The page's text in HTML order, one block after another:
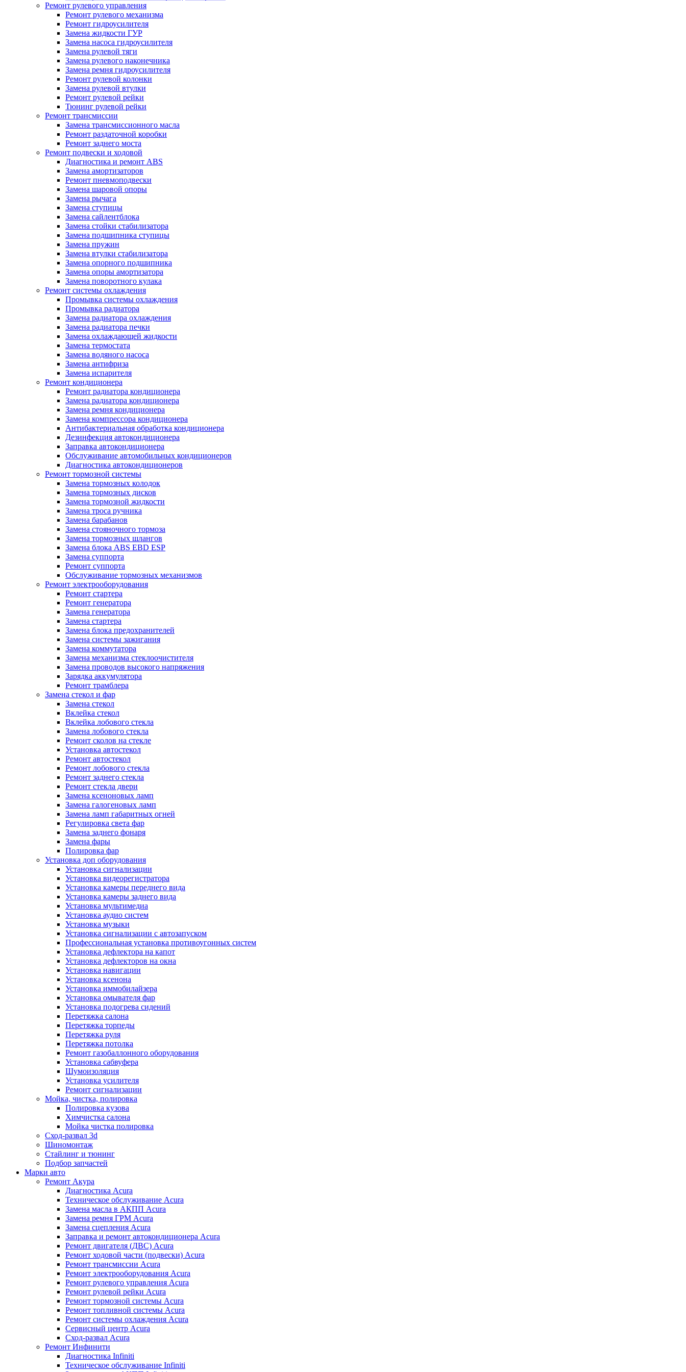
Ремонт рулевого управления
Ремонт рулевого механизма
Ремонт гидроусилителя
Замена жидкости ГУР
Замена насоса гидроусилителя
Замена рулевой тяги
Замена рулевого наконечника
Замена ремня гидроусилителя
Ремонт рулевой колонки
Замена рулевой втулки
Ремонт рулевой рейки
Тюнинг рулевой рейки
Ремонт трансмиссии
Замена трансмиссионного масла
Ремонт раздаточной коробки
Ремонт заднего моста
Ремонт подвески и ходовой
Диагностика и ремонт ABS
Замена амортизаторов
Ремонт пневмоподвески
Замена шаровой опоры
Замена рычага
Замена ступицы
Замена сайлентблока
Замена стойки стабилизатора
Замена подшипника ступицы
Замена пружин
Замена втулки стабилизатора
Замена опорного подшипника
Замена опоры амортизатора
Замена поворотного кулака
Ремонт системы охлаждения
Промывка системы охлаждения
Промывка радиатора
Замена радиатора охлаждения
Замена радиатора печки
Замена охлаждающей жидкости
Замена термостата
Замена водяного насоса
Замена антифриза
Замена испарителя
Ремонт кондиционера
Ремонт радиатора кондиционера
Замена радиатора кондиционера
Замена ремня кондиционера
Замена компрессора кондиционера
Антибактериальная обработка кондиционера
Дезинфекция автокондиционера
Заправка автокондиционера
Обслуживание автомобильных кондиционеров
Диагностика автокондиционеров
Ремонт тормозной системы
Замена тормозных колодок
Замена тормозных дисков
Замена тормозной жидкости
Замена троса ручника
Замена барабанов
Замена стояночного тормоза
Замена тормозных шлангов
Замена блока ABS EBD ESP
Замена суппорта
Ремонт суппорта
Обслуживание тормозных механизмов
Ремонт электрооборудования
Ремонт стартера
Ремонт генератора
Замена генератора
Замена стартера
Замена блока предохранителей
Замена системы зажигания
Замена коммутатора
Замена механизма стеклоочистителя
Замена проводов высокого напряжения
Зарядка аккумулятора
Ремонт трамблера
Замена стекол и фар
Замена стекол
Вклейка стекол
Вклейка лобового стекла
Замена лобового стекла
Ремонт сколов на стекле
Установка автостекол
Ремонт автостекол
Ремонт лобового стекла
Ремонт заднего стекла
Ремонт стекла двери
Замена ксеноновых ламп
Замена галогеновых ламп
Замена ламп габаритных огней
Регулировка света фар
Замена заднего фонаря
Замена фары
Полировка фар
Установка доп оборудования
Установка сигнализации
Установка видеорегистратора
Установка камеры переднего вида
Установка камеры заднего вида
Установка мультимедиа
Установка аудио систем
Установка музыки
Установка сигнализации с автозапуском
Профессиональная установка противоугонных систем
Установка дефлектора на капот
Установка дефлекторов на окна
Установка навигации
Установка ксенона
Установка иммобилайзера
Установка омывателя фар
Установка подогрева сидений
Перетяжка салона
Перетяжка торпеды
Перетяжка руля
Перетяжка потолка
Ремонт газобаллонного оборудования
Установка сабвуфера
Шумоизоляция
Установка усилителя
Ремонт сигнализации
Мойка, чистка, полировка
Полировка кузова
Химчистка салона
Мойка чистка полировка
Сход-развал 3d
Шиномонтаж
Стайлинг и тюнинг
Подбор запчастей
Марки авто
Ремонт Акура
Диагностика Acura
Техническое обслуживание Acura
Замена масла в АКПП Acura
Замена ремня ГРМ Acura
Замена сцепления Acura
Заправка и ремонт автокондиционера Acura
Ремонт двигателя (ДВС) Acura
Ремонт ходовой части (подвески) Acura
Ремонт трансмиссии Acura
Ремонт электрооборудования Acura
Ремонт рулевого управления Acura
Ремонт рулевой рейки Acura
Ремонт тормозной системы Acura
Ремонт топливной системы Acura
Ремонт системы охлаждения Acura
Сервисный центр Acura
Сход-развал Acura
Ремонт Инфинити
Диагностика Infiniti
Техническое обслуживание Infiniti